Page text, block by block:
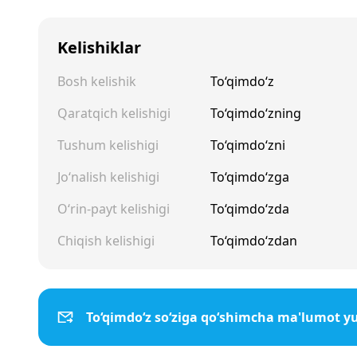
Kelishiklar
Bosh kelishik
To‘qimdo‘z
Qaratqich kelishigi
To‘qimdo‘zning
Tushum kelishigi
To‘qimdo‘zni
Jo‘nalish kelishigi
To‘qimdo‘zga
O‘rin-payt kelishigi
To‘qimdo‘zda
Chiqish kelishigi
To‘qimdo‘zdan
To‘qimdo‘z so‘ziga qo‘shimcha ma'lumot